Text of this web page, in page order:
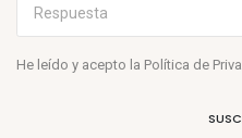
He leído y acepto la Política de